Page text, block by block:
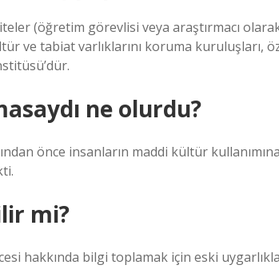
(öğretim görevlisi veya araştırmacı
ve tabiat varlıklarını koruma kuruluşları,
ne olurdu?
önce insanların maddi kültür
mi?
hakkında bilgi toplamak için eski